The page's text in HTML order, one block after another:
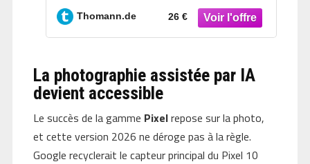
Thomann.de 26 €
La photographie assistée par IA
devient accessible
Le succès de la gamme Pixelrepose sur la photo,
et cette version 2026 ne déroge pas à la règle.
Google recyclerait le capteur principal du Pixel 10